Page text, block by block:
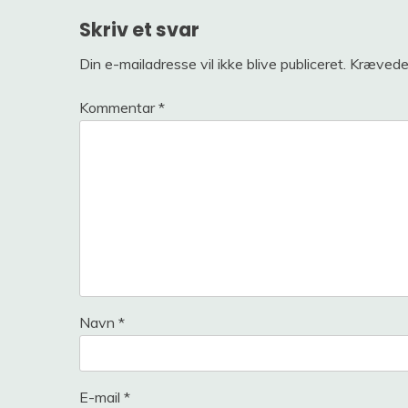
Skriv et svar
Din e-mailadresse vil ikke blive publiceret.
Kommentar*
Navn *
E-mail *